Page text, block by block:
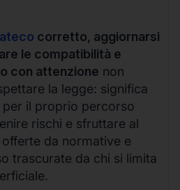
corretto, aggiornarsi
le compatibilità e
con attenzione non
la legge: significa
per il proprio percorso
rischi e sfruttare al
da normative e
trascurate da chi si limita